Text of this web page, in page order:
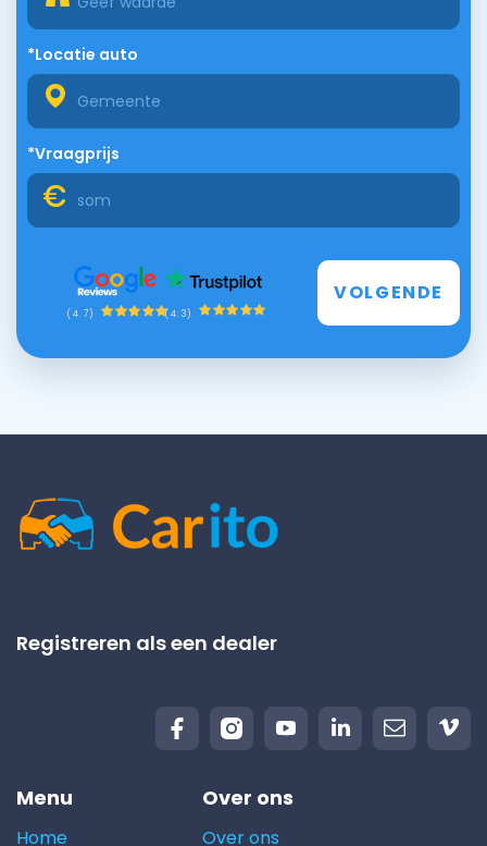
*Locatie auto
*Vraagprijs
(4.7) (4.3)
VOLGENDE
Registreren als een dealer
Menu
Home
Over ons
Over ons